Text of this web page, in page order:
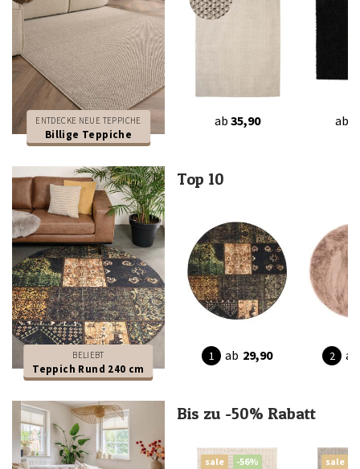
ENTDECKE NEUE TEPPICHE
Billige Teppiche
ab 35,90 ab
BELIEBT
Teppich Rund 240 cm
Top 10
ab 29,90 ab
Bis zu -50% Rabatt
sale -56% sale